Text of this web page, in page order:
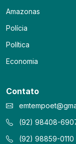
Amazonas
Polícia
Política
Economia
Contato
(92) 98408-
(92) 98859-0110